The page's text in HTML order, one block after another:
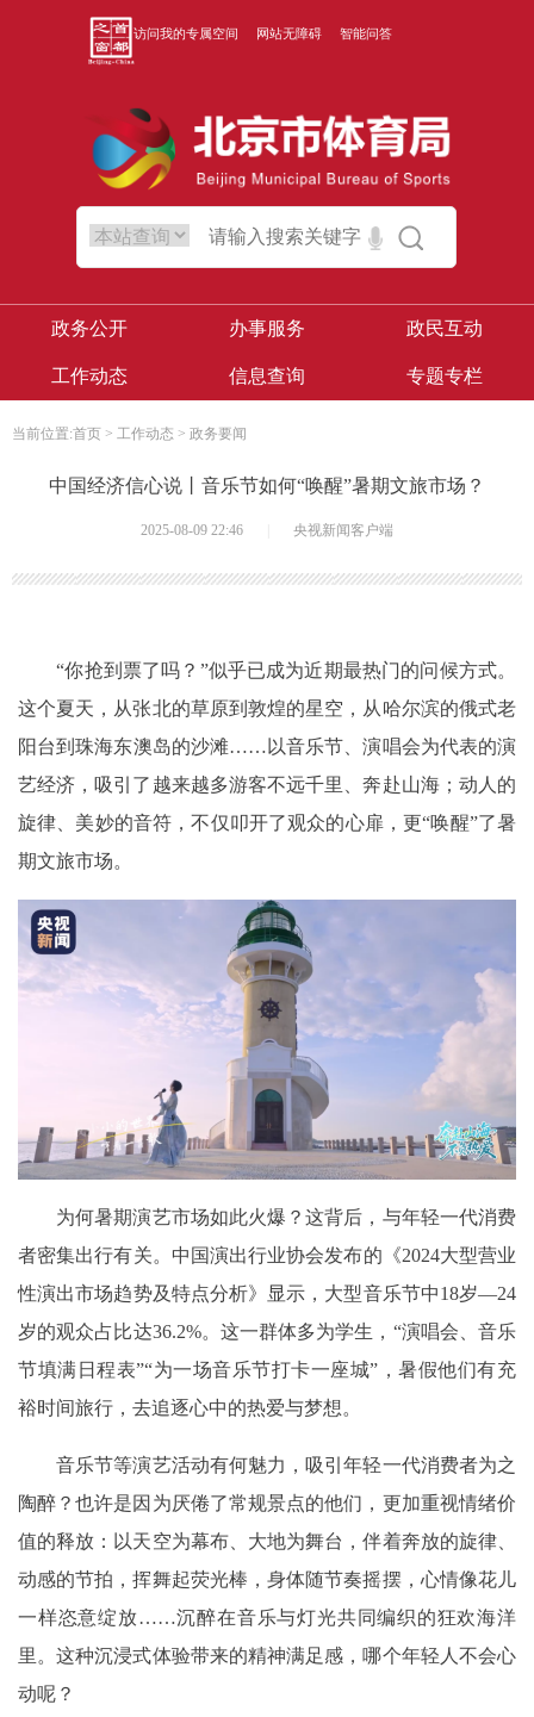
访问我的专属空间 网站无障碍 智能问答
政务公开 办事服务 政民互动
工作动态 信息查询 专题专栏
当前位置:首页 > 工作动态 > 政务要闻
中国经济信心说丨音乐节如何“唤醒”暑期文旅市场？
2025-08-09 22:46 央视新闻客户端
“你抢到票了吗？”似乎已成为近期最热门的问候方式。
这个夏天，从张北的草原到敦煌的星空，从哈尔滨的俄式老
阳台到珠海东澳岛的沙滩……以音乐节、演唱会为代表的演
艺经济，吸引了越来越多游客不远千里、奔赴山海；动人的
旋律、美妙的音符，不仅叩开了观众的心扉，更“唤醒”了暑
期文旅市场。
为何暑期演艺市场如此火爆？这背后，与年轻一代消费
者密集出行有关。中国演出行业协会发布的《2024大型营业
性演出市场趋势及特点分析》显示，大型音乐节中18岁—24
岁的观众占比达36.2%。这一群体多为学生，“演唱会、音乐
节填满日程表”“为一场音乐节打卡一座城”，暑假他们有充
裕时间旅行，去追逐心中的热爱与梦想。
音乐节等演艺活动有何魅力，吸引年轻一代消费者为之
陶醉？也许是因为厌倦了常规景点的他们，更加重视情绪价
值的释放：以天空为幕布、大地为舞台，伴着奔放的旋律、
动感的节拍，挥舞起荧光棒，身体随节奏摇摆，心情像花儿
一样恣意绽放……沉醉在音乐与灯光共同编织的狂欢海洋
里。这种沉浸式体验带来的精神满足感，哪个年轻人不会心
动呢？